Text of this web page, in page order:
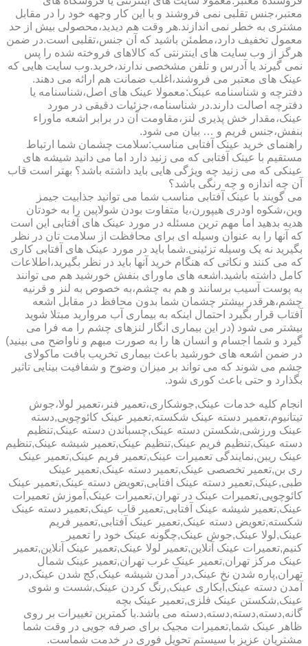
معتبر،جنس تقلبی نمی فروشند و با این کار وجهه خود را در مقابل
مشتری به خطر نمی اندازند.هر وقت هم دیدید،محصولی بیش از حد
معمول تخفیف دارد،مطمئن باشید که آن جنس،تقلبی است.در ضمن
هرگز از وب سایت های اینترنتی که کالاهای فروخته شده را پس
نمی گیرند یا آدرس و تلفن مشخصی ندارند،خرید.وب سایت هایی که
عینک های معتبر می فروشند،اغلب ضمانت هم ارائه می دهند.
دفترچه و شناسنامه عینک:معمولا عینک های اصل،شناسنامه یا
دفترچه اصالت دارند.در شناسنامه،جزئیات دقیقی در مورد
عینک،مقدار خش پذیری لنز،مقاومت آن در برابر اشعه ماوراء
بنفش،جنس فریم و … بیان می شود.
راهنمای خرید عینک آفتابی مناسب:سلامت چشمان شما ارتباط
مستقیم با عینک آفتابی که می زنید دارد اما می دانید شیشه های
عینکی که می زنید چه ویژگی هایی باید داشته باشد؟ بهتر است قاب
آن چه اندازه و چه رنگی باشد؟
می گویند با عینک آفتابی مناسب شما می توانید جذابیت جیمز
وین،شکوه اودری هیپورن،یا متفاوت بودن شولاپین را به خودتان
هدیه بدهید اما مهم ترین مسئله در مورد عینک های آفتابی این است
که آنها را به عنوان وسیله ای برای محافظت از سلامت تان در نظر
بگیرید نه یک وسیله تزئینی.شما باید در مورد عینک های آفتابی کاری
که می کنند و نکاتی که هنگام خرید آنها باید در نظر بگیرید،اطلاعات
کامل داشته باشید.اشعه های ماورای بنفش خورشید هم می توانند
به پوست آسیب برسانند و هم به چشم،به خصوص به لنز و قرنیه
چشم،هرقدر بیشتر چشمان شما بدون محافظ در مقابل اشعه
آفتاب قرار بگیرد احتمال اینکه به بیماری آب مروارید مبتلا شوید
بیشتر می شود (در این بیماری انگار لنزهای چشم را مه فرا می
گیرد و شما اجسام و انسان ها را به صورت مبهم و ناواضح می بینید)
در ضمن اشعه های خورشید باعث بیماری تخریب بافت ماکولای
چشم می شوند که می تواند بر میزان وضوح و شفافیت بینایی تاثیر
بگذارد و حتی باعث کوری شود.
انجام کلیه خدمات عینک,جوشکاری،تعمیر فنر،تعمیر لولا،جوش
تیتانیوم،تعمیر دسته عینک شکسته,تعمیر عینک کائوچویی,دسته
عینک ورزشی,شکستن دسته عینک,چسباندن دسته عینک,تنظیم
دسته عینک,تنظیم فریم عینک,تنظیم عینک,تعمیر شیشه عینک,تنظیم
عینک ریبن,نمایندگی تعمیرات عینک,تعمیر فریم عینک,تعمیر عینک
ری بن,تعمیر تخصصی عینک,تعمیر دسته عینک,تعمیر عینک
طبی,عینک,تعمیر دسته عینک افتابی,تعویض دسته عینک,تعمیر عینک
کائوچویی,تعمیرات عینک در تهران,تعمیرات عینک,آموزش تعمیرات
عینک,تعمیر شیشه عینک آفتابی,تعمیر قاب عینک,تعمیر دسته عینک
شکسته,تعویض دسته عینک,تعمیر عینک آفتابی,تعمیر فریم
عینک,لولا عینک,جوش عینک,چگونه عینک خود را تعمیر
کنیم,تعمیرات عینک آنلاین,تعمیر لولا عینک,تعمیر عینک آنلاین,تعمیر
عینک مرکز تهران,تعمیر عینک غرب تهران,تعمیر عینک شمال
تهران,پاره شدن نخ عینک,در آمدن شیشه عینک,کج شدن عینک,در
آمدن دسته عینک,آبکاری عینک,رنگ کردن عینک,شست و شوی
عینک,شکستن عینک فلزی,تعمیر عینک بچه
گانه,دسته,دسته,دسته,دسته می باشد.با کمترین تغییرات بر روی
ظاهر عینک شما,تعمیرات مجیک برای صرفه جویی در وقت شما
مشتریان عزیز با سیستم تحویل فوری در خدمت شماست.